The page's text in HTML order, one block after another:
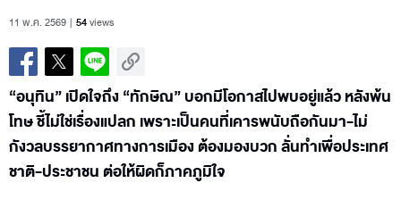
11 พ.ค. 2569 54views
“อนุทิน” เปิดใจถึง “ทักษิณ” บอกมีโอกาสไปพบอยู่แล้ว หลังพ้น
โทษ ชี้ไม่ใช่เรื่องแปลก เพราะเป็นคนที่เคารพนับถือกันมา-ไม่
กังวลบรรยากาศทางการเมือง ต้องมองบวก ลั่นทำเพื่อประเทศ
ชาติ-ประชาชน ต่อให้ผิดก็ภาคภูมิใจ